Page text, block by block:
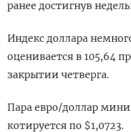
ранее достигнув
Индекс доллара
оценивается в 105,64
закрытии четверга.
Пара евро/доллар
котируется по $1,0723.